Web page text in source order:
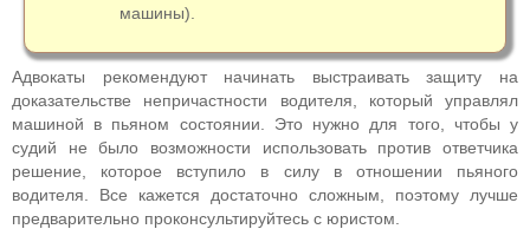
машины).
Адвокаты рекомендуют начинать выстраивать защиту на
доказательстве непричастности водителя, который управлял
машиной в пьяном состоянии. Это нужно для того, чтобы у
судий не было возможности использовать против ответчика
решение, которое вступило в силу в отношении пьяного
водителя. Все кажется достаточно сложным, поэтому лучше
предварительно проконсультируйтесь с юристом.